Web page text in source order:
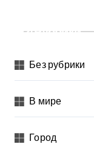
Рубрики
Без рубрики
В мире
Город